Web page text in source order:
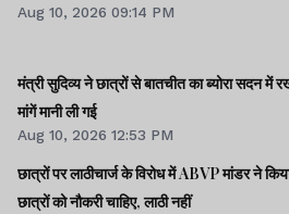
Aug 10, 2026 09:14 PM
मंत्री सुदिव्य ने छात्रों से बातचीत का ब्योरा सदन में
मांगें मानी ली गई
Aug 10, 2026 12:53 PM
छात्रों पर लाठीचार्ज के विरोध में ABVP मांडर ने
छात्रों को नौकरी चाहिए, लाठी नहीं